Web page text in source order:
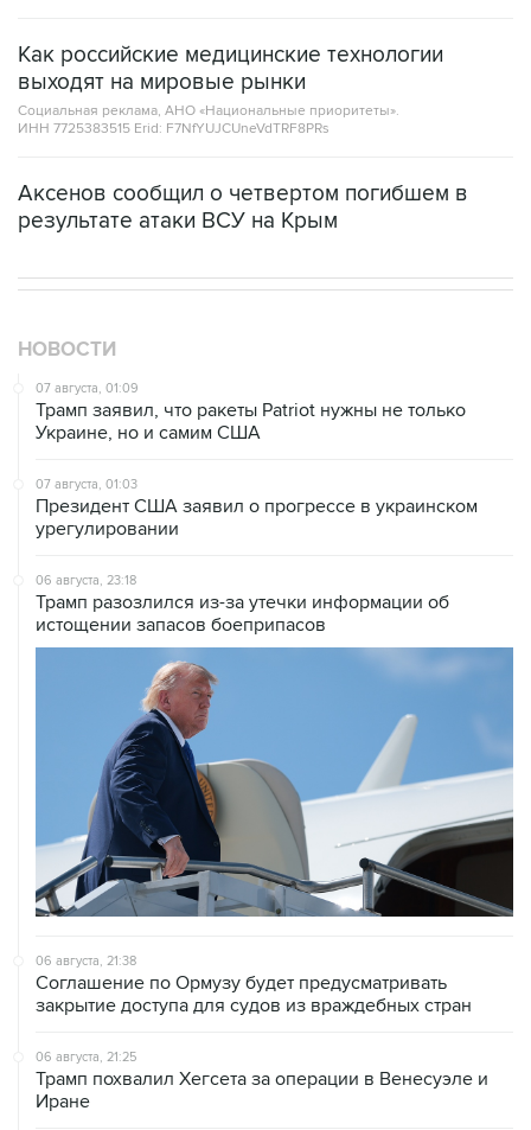
Как российские медицинские технологии
выходят на мировые рынки
Социальная реклама, АНО «Национальные приоритеты».
ИНН 7725383515 Erid: F7NfYUJCUneVdTRF8PRs
Аксенов сообщил о четвертом погибшем в
результате атаки ВСУ на Крым
НОВОСТИ
07 августа, 01:09
Трамп заявил, что ракеты Patriot нужны не только
Украине, но и самим США
07 августа, 01:03
Президент США заявил о прогрессе в украинском
урегулировании
06 августа, 23:18
Трамп разозлился из-за утечки информации об
истощении запасов боеприпасов
06 августа, 21:38
Соглашение по Ормузу будет предусматривать
закрытие доступа для судов из враждебных стран
06 августа, 21:25
Трамп похвалил Хегсета за операции в Венесуэле и
Иране